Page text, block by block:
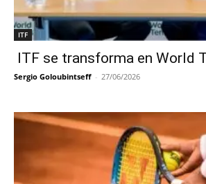
ITF
ITF se transforma en World
Sergio Goloubintseff - 27/06/2026